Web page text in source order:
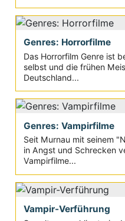
Genres: Horrorfilme
Das Horrorfilm Genre ist
selbst und die frühen
Deutschland...
Genres: Vampirfilme
Seit Murnau mit seinem
in Angst und Schrecken
Vampirfilme...
Vampir-Verführung